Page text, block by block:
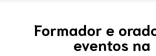
Formador e
eventos na